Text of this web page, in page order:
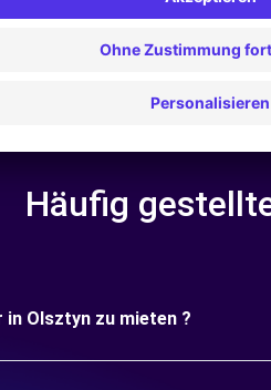
Häufig
in Olsztyn zu mieten ?